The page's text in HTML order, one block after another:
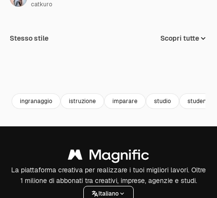
catkuro
Stesso stile Scopri tutte
ingranaggio istruzione imparare studio studente
La piattaforma creativa per realizzare i tuoi migliori lavori. Oltre
1 milione di abbonati tra creativi, imprese, agenzie e studi.
Italiano